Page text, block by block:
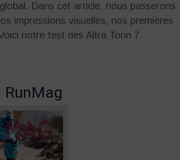
Dans cet article, nous passerons
impressions visuelles, nos premières
notre test des Altra Torin 7.